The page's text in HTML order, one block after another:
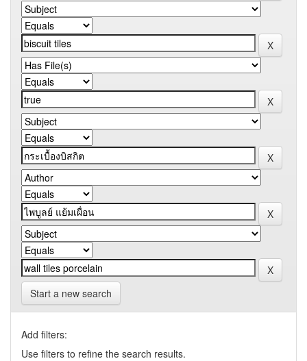
Start a new search
Add filters:
Use filters to refine the search results.